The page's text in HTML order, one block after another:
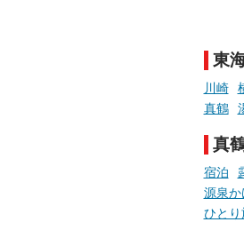
まっ
いま
現地
てい
ぜひ
先の
ね。
東
川崎
真鶴
真
宿泊
源泉か
ひと